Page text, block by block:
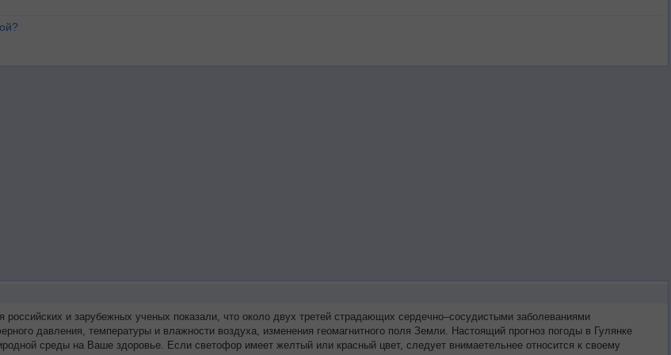
и зарубежных ученых показали, что около двух третей страдающих сердечно–сосудистыми заболеваниями
давления, температуры и влажности воздуха, изменения геомагнитного поля Земли. Настоящий прогноз погоды в Гулянке
среды на Ваше здоровье. Если светофор имеет желтый или красный цвет, следует внимаетельнее относится к своему